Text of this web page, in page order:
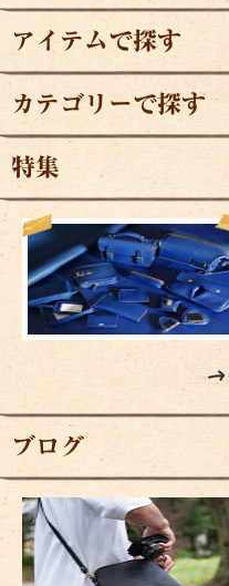
アイテムで探す
カテゴリーで探す
特集
ブログ